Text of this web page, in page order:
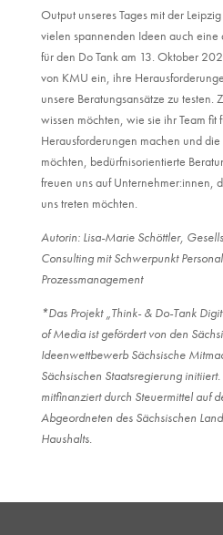
Output unseres Tages mit der
vielen spannenden Ideen auch
für den Do Tank am 13. Oktober
von KMU ein, ihre
unsere Beratungsansätze zu testen.
wissen möchten, wie sie ihr Team fit
Herausforderungen machen und
möchten, bedürfnisorientierte
freuen uns auf Unternehmer:innen,
uns treten möchten.
Autorin: Lisa-Marie Schöttler,
Consulting mit Schwerpunkt
Prozessmanagement
*Das Projekt „Think- & Do-Tank
of Media ist gefördert von den
Ideenwettbewerb Sächsische
Sächsischen Staatsregierung
mitfinanziert durch Steuermittel auf
Abgeordneten des Sächsischen
Haushalts.